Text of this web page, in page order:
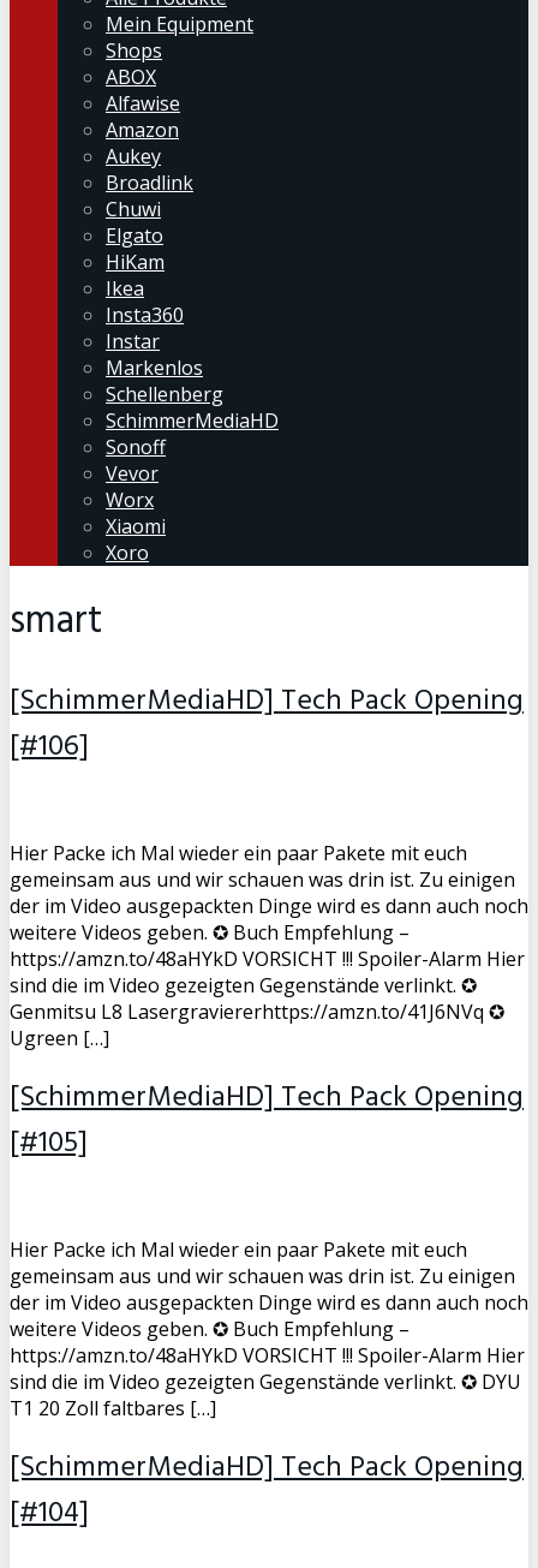
Mein Equipment
Shops
ABOX
Alfawise
Amazon
Aukey
Broadlink
Chuwi
Elgato
HiKam
Ikea
Insta360
Instar
Markenlos
Schellenberg
SchimmerMediaHD
Sonoff
Vevor
Worx
Xiaomi
Xoro
smart
[SchimmerMediaHD] Tech Pack Opening
[#106]
Hier Packe ich Mal wieder ein paar Pakete mit euch
gemeinsam aus und wir schauen was drin ist. Zu einigen
der im Video ausgepackten Dinge wird es dann auch noch
weitere Videos geben. ✪ Buch Empfehlung –
https://amzn.to/48aHYkD VORSICHT !!! Spoiler-Alarm Hier
sind die im Video gezeigten Gegenstände verlinkt. ✪
Genmitsu L8 Lasergraviererhttps://amzn.to/41J6NVq ✪
Ugreen […]
[SchimmerMediaHD] Tech Pack Opening
[#105]
Hier Packe ich Mal wieder ein paar Pakete mit euch
gemeinsam aus und wir schauen was drin ist. Zu einigen
der im Video ausgepackten Dinge wird es dann auch noch
weitere Videos geben. ✪ Buch Empfehlung –
https://amzn.to/48aHYkD VORSICHT !!! Spoiler-Alarm Hier
sind die im Video gezeigten Gegenstände verlinkt. ✪ DYU
T1 20 Zoll faltbares […]
[SchimmerMediaHD] Tech Pack Opening
[#104]